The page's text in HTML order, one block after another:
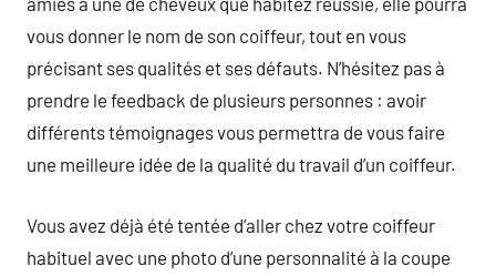
vous donner le nom de son coiffeur, tout en vous
précisant ses qualités et ses défauts. N’hésitez pas à
prendre le feedback de plusieurs personnes : avoir
différents témoignages vous permettra de vous faire
une meilleure idée de la qualité du travail d’un coiffeur.
Vous avez déjà été tentée d’aller chez votre coiffeur
habituel avec une photo d’une personnalité à la coupe